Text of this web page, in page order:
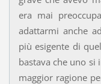
era mai
adattarmi anche
più esigente di
bastava che uno si
maggior ragione